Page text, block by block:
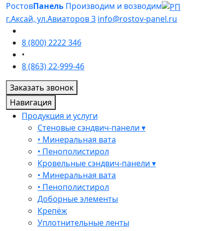
РостовПанель Производим и возводим
г.Аксай, ул.Авиаторов 3 info@rostov-panel.ru
8 (800) 2222 346
•
8 (863) 22-999-46
Заказать звонок
Навигация
Продукция и услуги
Стеновые сэндвич-панели ▾
• Минеральная вата
• Пенополистирол
Кровельные сэндвич-панели ▾
• Минеральная вата
• Пенополистирол
Доборные элементы
Крепёж
Уплотнительные ленты